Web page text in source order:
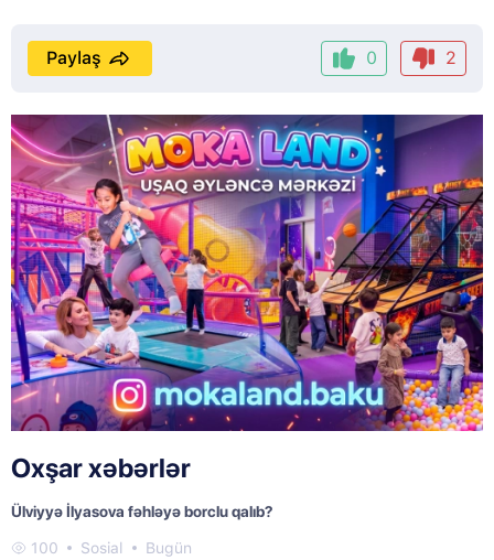
0 2
Paylaş
Oxşar xəbərlər
Ülviyyə İlyasova fəhləyə borclu qalıb?
100 Sosial Bugün